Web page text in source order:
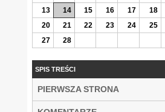
13
14 15 16 17 18
20
21 22 23 24 25
27
28
SPIS TREŚCI
PIERWSZA STRONA